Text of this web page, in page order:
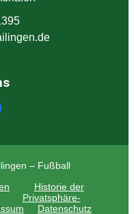
– Fußball
Historie der
Privatsphäre-
Datenschutz